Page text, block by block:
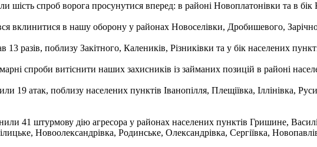
шість спроб ворога просунутися вперед: в районі Новоплатонівки та в
вклинитися в нашу оборону у районах Новоселівки, Дробишевого,
разів, поблизу Закітного, Калеників, Різниківки та у бік населених
спроби витіснити наших захисників із займаних позицій в районі
19 атак, поблизу населених пунктів Іванопілля, Плещіївка, Іллінівка,
41 штурмову дію агресора у районах населених пунктів Гришине,
Новоолександрівка, Родинське, Олександрівка, Сергіївка,